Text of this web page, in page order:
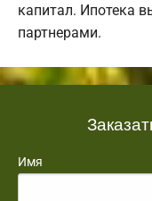
капитал. Ипотека
партнерами.
Имя